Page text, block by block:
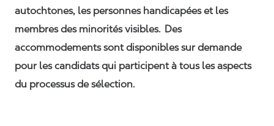
autochtones, les personnes handicapées et les
membres des minorités visibles. Des
accommodements sont disponibles sur demande
pour les candidats qui participent à tous les aspects
du processus de sélection.